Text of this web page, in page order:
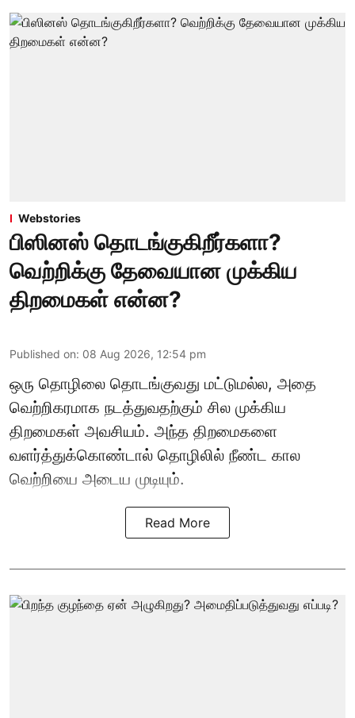
Webstories
பிஸினஸ் தொடங்குகிறீர்களா?
வெற்றிக்கு தேவையான முக்கிய
திறமைகள் என்ன?
Published on: 08 Aug 2026, 12:54 pm
ஒரு தொழிலை தொடங்குவது மட்டுமல்ல, அதை
வெற்றிகரமாக நடத்துவதற்கும் சில முக்கிய
திறமைகள் அவசியம். அந்த திறமைகளை
வளர்த்துக்கொண்டால் தொழிலில் நீண்ட கால
வெற்றியை அடைய முடியும்.
Read More